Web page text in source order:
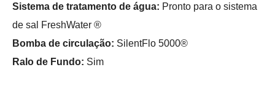
Sistema de tratamento de água: Pronto para o sistema
de sal FreshWater ®
Bomba de circulação: SilentFlo 5000®
Ralo de Fundo: Sim